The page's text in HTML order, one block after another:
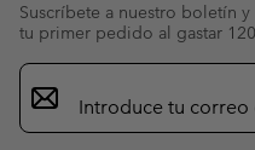
Suscríbete a nuestro boletín
tu primer pedido al gastar
Suscripción
de
correo